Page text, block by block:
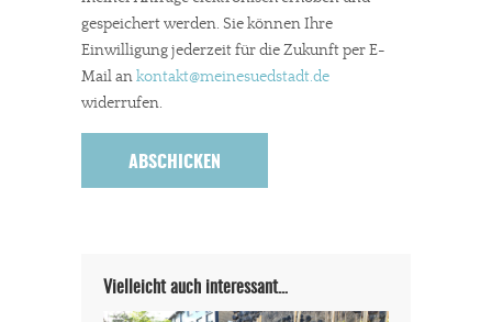
gespeichert werden. Sie können Ihre
Einwilligung jederzeit für die Zukunft per E-
Mail ankontakt@meinesuedstadt.de
widerrufen.
Vielleicht auch interessant…